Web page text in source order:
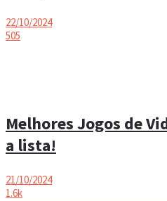
22/10/2024
505
Melhores Jogos de
a lista!
21/10/2024
1.6k